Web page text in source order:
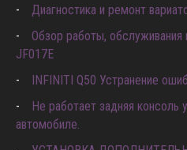
Диагностика и ремонт
Обзор работы, обслуживания
JF017E
INFINITI Q50 Устранение
Не работает задняя консоль
автомобиле.